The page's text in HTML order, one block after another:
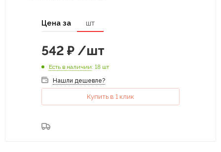
Цена за шт
542 ₽ /шт
Есть в наличии: 18 шт
Нашли дешевле?
Купить в 1 клик